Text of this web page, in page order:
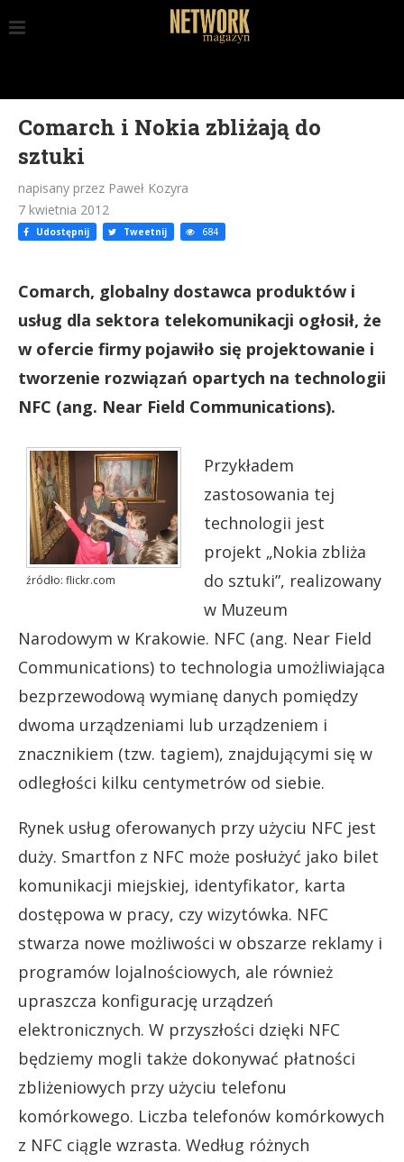
Comarch i Nokia zbliżają do
sztuki
napisany przez Paweł Kozyra
7 kwietnia 2012
Udostępnij Tweetnij 684
Comarch, globalny dostawca produktów i
usług dla sektora telekomunikacji ogłosił, że
w ofercie firmy pojawiło się projektowanie i
tworzenie rozwiązań opartych na technologii
NFC (ang. Near Field Communications).
źródło: flickr.com
Przykładem
zastosowania tej
technologii jest
projekt „Nokia zbliża
do sztuki”, realizowany
w Muzeum
Narodowym w Krakowie. NFC (ang. Near Field
Communications) to technologia umożliwiająca
bezprzewodową wymianę danych pomiędzy
dwoma urządzeniami lub urządzeniem i
znacznikiem (tzw. tagiem), znajdującymi się w
odległości kilku centymetrów od siebie.
Rynek usług oferowanych przy użyciu NFC jest
duży. Smartfon z NFC może posłużyć jako bilet
komunikacji miejskiej, identyfikator, karta
dostępowa w pracy, czy wizytówka. NFC
stwarza nowe możliwości w obszarze reklamy i
programów lojalnościowych, ale również
upraszcza konfigurację urządzeń
elektronicznych. W przyszłości dzięki NFC
będziemy mogli także dokonywać płatności
zbliżeniowych przy użyciu telefonu
komórkowego. Liczba telefonów komórkowych
z NFC ciągle wzrasta. Według różnych